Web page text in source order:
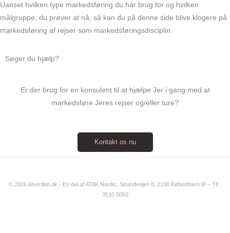
Uanset hvilken type markedsføring du har brug for og hvilken
målgruppe, du prøver at nå, så kan du på denne side blive klogere på
markedsføring af rejser som markedsføringsdisciplin.
Søger du hjælp?
Er der brug for en konsulent til at hjælpe Jer i gang med at
markedsføre Jeres rejser og/eller ture?
Kontakt os nu
© 2026 Alverden.dk - En del af ATAK Nordic, Strandvejen 8, 2100 København Ø – Tlf.:
3510 5050